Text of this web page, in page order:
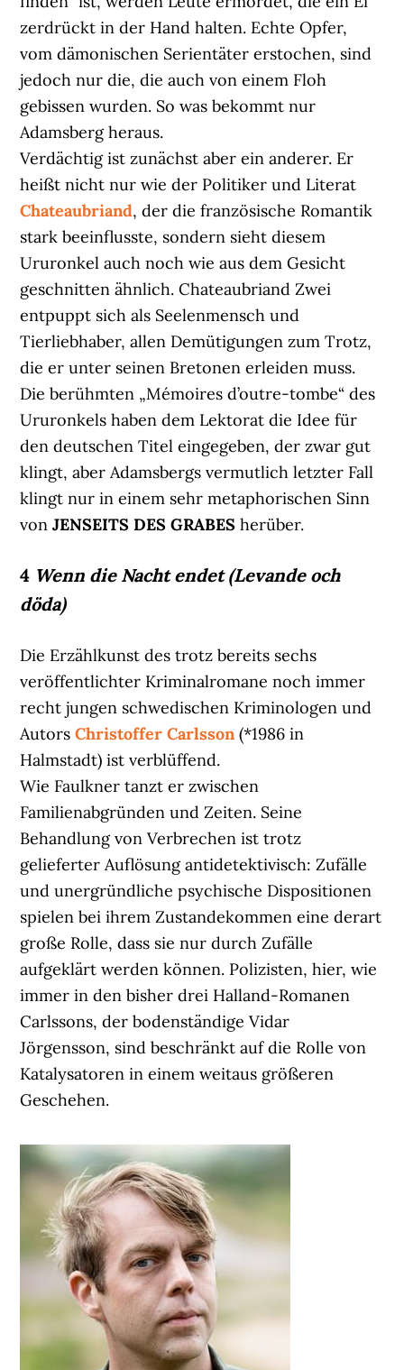
zerdrückt in der Hand halten. Echte Opfer,
vom dämonischen Serientäter erstochen, sind
jedoch nur die, die auch von einem Floh
gebissen wurden. So was bekommt nur
Adamsberg heraus.
Verdächtig ist zunächst aber ein anderer. Er
heißt nicht nur wie der Politiker und Literat
Chateaubriand, der die französische Romantik
stark beeinflusste, sondern sieht diesem
Ururonkel auch noch wie aus dem Gesicht
geschnitten ähnlich. Chateaubriand Zwei
entpuppt sich als Seelenmensch und
Tierliebhaber, allen Demütigungen zum Trotz,
die er unter seinen Bretonen erleiden muss.
Die berühmten „Mémoires d’outre-tombe“ des
Ururonkels haben dem Lektorat die Idee für
den deutschen Titel eingegeben, der zwar gut
klingt, aber Adamsbergs vermutlich letzter Fall
klingt nur in einem sehr metaphorischen Sinn
vonJENSEITS DES GRABES herüber.
4 Wenn die Nacht endet (Levande och
döda)
Die Erzählkunst des trotz bereits sechs
veröffentlichter Kriminalromane noch immer
recht jungen schwedischen Kriminologen und
AutorsChristoffer Carlsson (*1986 in
Halmstadt) ist verblüffend.
Wie Faulkner tanzt er zwischen
Familienabgründen und Zeiten. Seine
Behandlung von Verbrechen ist trotz
gelieferter Auflösung antidetektivisch: Zufälle
und unergründliche psychische Dispositionen
spielen bei ihrem Zustandekommen eine derart
große Rolle, dass sie nur durch Zufälle
aufgeklärt werden können. Polizisten, hier, wie
immer in den bisher drei Halland-Romanen
Carlssons, der bodenständige Vidar
Jörgensson, sind beschränkt auf die Rolle von
Katalysatoren in einem weitaus größeren
Geschehen.